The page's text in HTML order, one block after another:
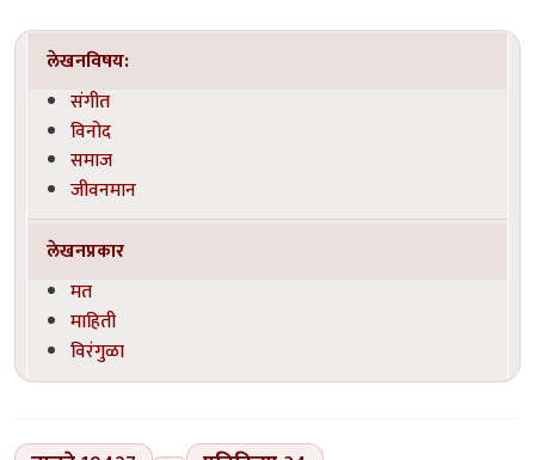
लेखनविषय:
संगीत
विनोद
समाज
जीवनमान
लेखनप्रकार
मत
माहिती
विरंगुळा